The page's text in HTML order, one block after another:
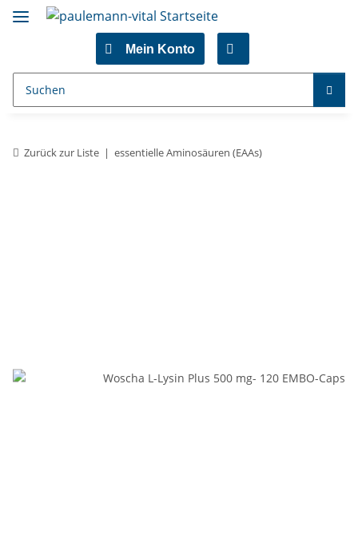
Mein Konto
Zurück zur Liste essentielle Aminosäuren (EAAs)